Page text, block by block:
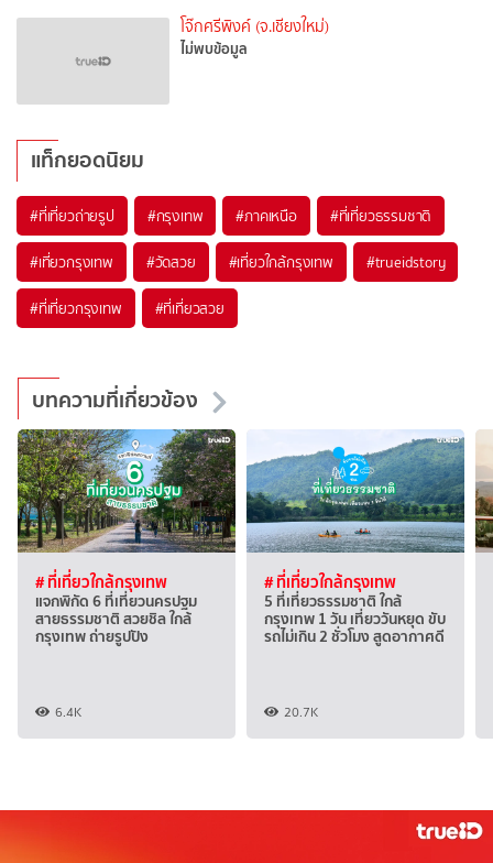
โจ๊กศรีพิงค์ (จ.เชียงใหม่)
ไม่พบข้อมูล
แท็กยอดนิยม
#ที่เที่ยวถ่ายรูป #กรุงเทพ #ภาคเหนือ #ที่เที่ยวธรรมชาติ
#เที่ยวกรุงเทพ #วัดสวย #เที่ยวใกล้กรุงเทพ #trueidstory
#ที่เที่ยวกรุงเทพ #ที่เที่ยวสวย
บทความที่เกี่ยวข้อง
# ที่เที่ยวใกล้กรุงเทพ
แจกพิกัด 6 ที่เที่ยวนครปฐม
สายธรรมชาติ สวยชิล ใกล้
กรุงเทพ ถ่ายรูปปัง
6.4K
# ที่เที่ยวใกล้กรุงเทพ
5 ที่เที่ยวธรรมชาติ ใกล้
กรุงเทพ 1 วัน เที่ยววันหยุด ขับ
รถไม่เกิน 2 ชั่วโมง สูดอากาศดี
20.7K